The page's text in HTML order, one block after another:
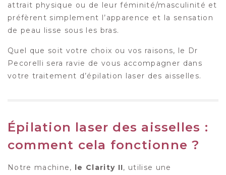
attrait physique ou de leur féminité/masculinité et
préfèrent simplement l’apparence et la sensation
de peau lisse sous les bras.
Quel que soit votre choix ou vos raisons, le Dr
Pecorelli sera ravie de vous accompagner dans
votre traitement d’épilation laser des aisselles.
Épilation laser des aisselles :
comment cela fonctionne ?
Notre machine, le Clarity II, utilise une